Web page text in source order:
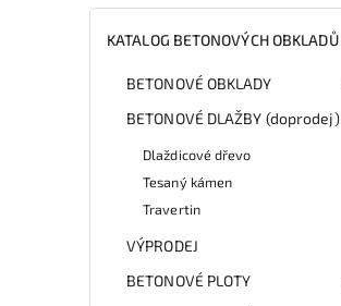
KATALOG BETONOVÝCH OBKLADŮ
BETONOVÉ OBKLADY
BETONOVÉ DLAŽBY (doprodej)
Dlaždicové dřevo
Tesaný kámen
Travertin
VÝPRODEJ
BETONOVÉ PLOTY